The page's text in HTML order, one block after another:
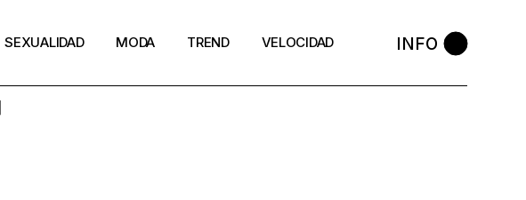
SEXUALIDAD MODA TREND VELOCIDAD INFO